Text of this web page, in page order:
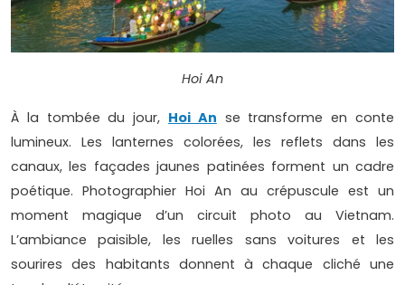
Hoi An
À la tombée du jour, Hoi An se transforme en conte
lumineux. Les lanternes colorées, les reflets dans les
canaux, les façades jaunes patinées forment un cadre
poétique. Photographier Hoi An au crépuscule est un
moment magique d’un circuit photo au Vietnam.
L’ambiance paisible, les ruelles sans voitures et les
sourires des habitants donnent à chaque cliché une